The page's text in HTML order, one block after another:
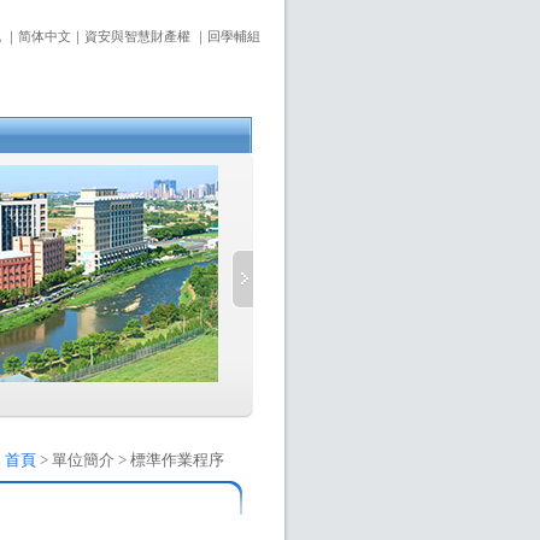
｜ 简体中文 ｜ 資安與智慧財產權 ｜ 回學輔組
首頁 > 單位簡介 > 標準作業程序